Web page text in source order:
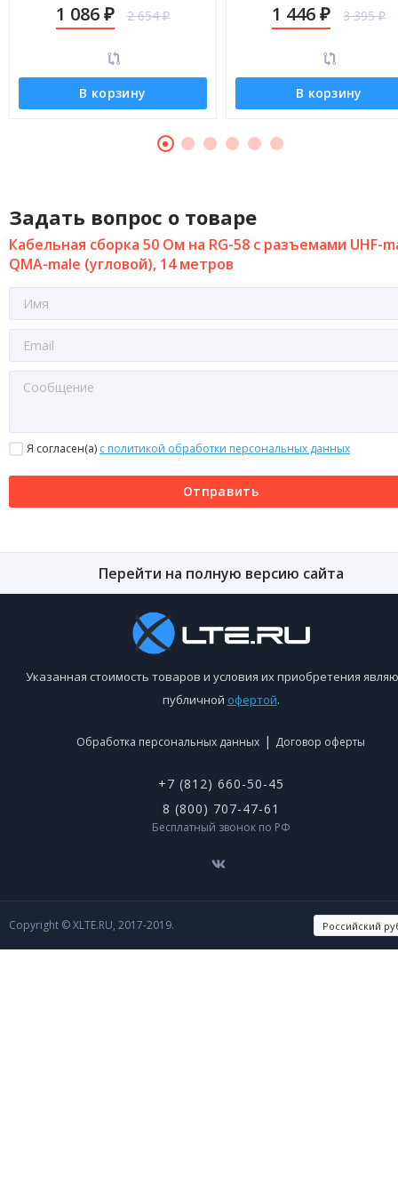
1 086 ₽ 2 654₽
В корзину
1 446₽ 3 395₽
В корзину
Задать вопрос о товаре
Кабельная сборка 50 Ом на RG-58 с разъемами UHF-
QMA-male (угловой), 14 метров
Я согласен(a) с политикой обработки персональных данных
Отправить
Перейти на полную версию сайта
Указанная стоимость товаров и условия их приобретения
публичной офертой.
Обработка персональных данных | Договор оферты
+7 (812) 660-50-45
8 (800) 707-47-61
Бесплатный звонок по РФ
Copyright © XLTE.RU, 2017-2019.